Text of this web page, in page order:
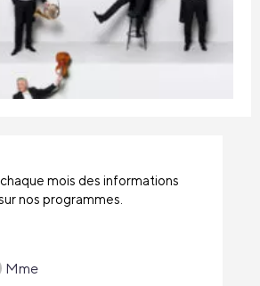
mois des informations
nos programmes.
Mme